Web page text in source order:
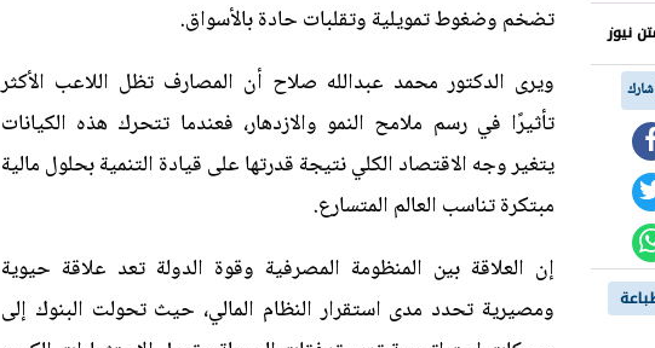
نيوز
تضخم وضغوط تمويلية وتقلبات حادة بالأسواق.
ويرى الدكتور محمد عبدالله صلاح أن المصارف تظل اللاعب الأكثر
تأثيرًا في رسم ملامح النمو والازدهار، فعندما تتحرك هذه الكيانات
يتغير وجه الاقتصاد الكلي نتيجة قدرتها على قيادة التنمية بحلول مالية
مبتكرة تناسب العالم المتسارع.
إن العلاقة بين المنظومة المصرفية وقوة الدولة تعد علاقة حيوية
ومصيرية تحدد مدى استقرار النظام المالي، حيث تحولت البنوك إلى